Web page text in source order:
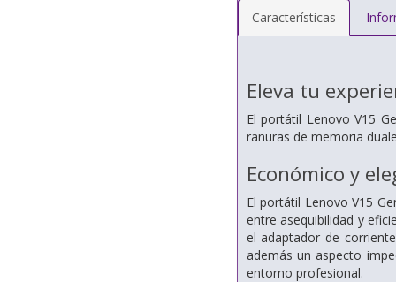
Características
Eleva tu
El portátil Lenovo V15
ranuras de memoria
Económico y
El portátil Lenovo V15
entre asequibilidad y
el adaptador de
además un aspecto
entorno profesional.